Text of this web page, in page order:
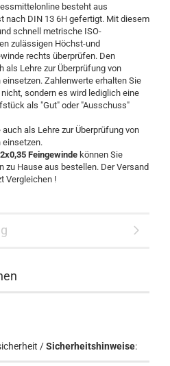
besteht aus
nach DIN 13 6H gefertigt. Mit diesem
schnell metrische ISO-
zulässigen Höchst-und
rechts überprüfen. Den
als Lehre zur Überprüfung von
Zahlenwerte erhalten Sie
sondern es wird lediglich eine
als "Gut" oder "Ausschuss"
als Lehre zur Überprüfung von
einsetzen.
Feingewinde können Sie
zu Hause aus bestellen. Der Versand
Vergleichen !
/Sicherheitshinweise: